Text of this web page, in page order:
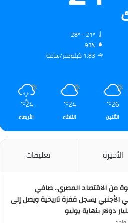
93%
1.83 كيلومتر/ساعة
26
℃
الأثنين
24
℃
الثلاثاء
24
℃
الأربعاء
الأخيرة تعليقات
من الاقتصاد المصري.. صافي
الأجنبي يسجل قفزة تاريخية ويصل إلى